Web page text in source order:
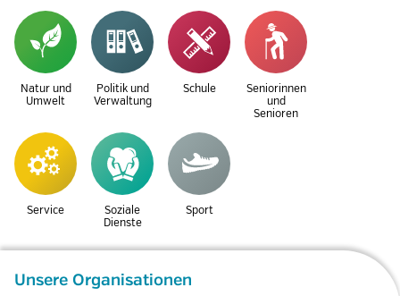
Natur und
Umwelt
Politik und
Verwaltung
Schule
Seniorinnen
und
Senioren
Service
Soziale
Dienste
Sport
Unsere Organisationen